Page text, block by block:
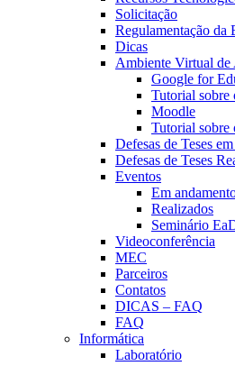
Solicitação
Regulamentação da
Dicas
Ambiente Virtual de
Google for
Tutorial sobre
Moodle
Tutorial sobre
Defesas de Teses
Defesas de Teses
Eventos
Em
Realizados
Seminário
Videoconferência
MEC
Parceiros
Contatos
DICAS – FAQ
FAQ
Informática
Laboratório